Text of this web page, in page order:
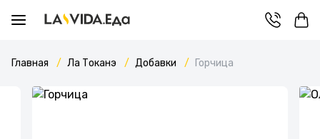
Главная Ла Токанэ Добавки Горчица